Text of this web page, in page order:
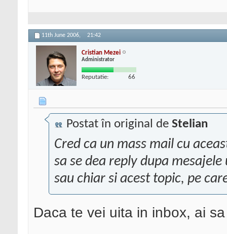
11th June 2006, 21:42
Cristian Mezei
Administrator
Reputatie: 66
Postat în original de Stelian
Cred ca un mass mail cu
sa se dea reply dupa
sau chiar si acest topic, pe
Daca te vei uita in inbox, ai